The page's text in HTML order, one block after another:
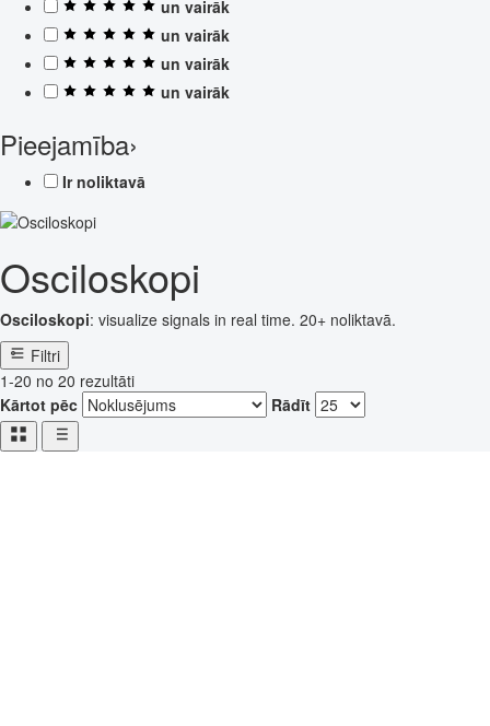
un vairāk
un vairāk
un vairāk
un vairāk
Pieejamība›
Ir noliktavā
Osciloskopi
Osciloskopi: visualize signals in real time. 20+ noliktavā.
Filtri
1-20 no 20 rezultāti
Kārtot pēc
Rādīt